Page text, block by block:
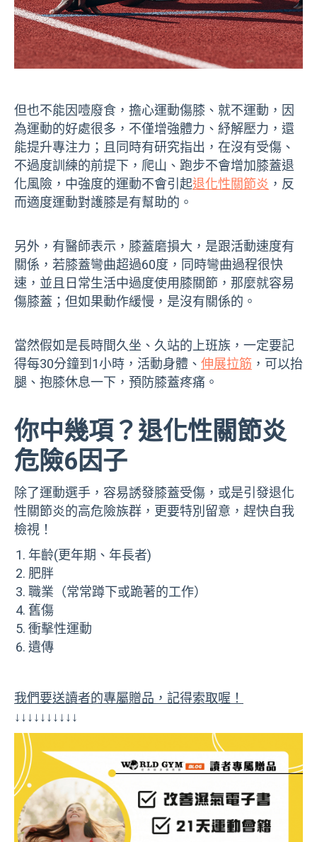
但也不能因噎廢食，擔心運動傷膝、就不運動，因
為運動的好處很多，不僅增強體力、紓解壓力，還
能提升專注力；且同時有研究指出，在沒有受傷、
不過度訓練的前提下，爬山、跑步不會增加膝蓋退
化風險，中強度的運動不會引起退化性關節炎 ，反
而適度運動對護膝是有幫助的。
另外，有醫師表示，膝蓋磨損大，是跟活動速度有
關係，若膝蓋彎曲超過60度，同時彎曲過程很快
速，並且日常生活中過度使用膝關節，那麼就容易
傷膝蓋；但如果動作緩慢，是沒有關係的。
當然假如是長時間久坐、久站的上班族，一定要記
得每30分鐘到1小時，活動身體、 伸展拉筋 ，可以抬
腿、抱膝休息一下，預防膝蓋疼痛。
你中幾項？退化性關節炎
危險6因子
除了運動選手，容易誘發膝蓋受傷，或是引發退化
性關節炎的高危險族群，更要特別留意，趕快自我
檢視！
年齡(更年期、年長者)
肥胖
職業（常常蹲下或跪著的工作）
舊傷
衝擊性運動
遺傳
我們要送讀者的專屬贈品，記得索取喔！
↓↓↓↓↓↓↓↓↓↓